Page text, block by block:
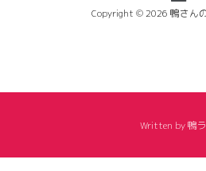
Copyright © 2026 鴨さん
Written by 鴨